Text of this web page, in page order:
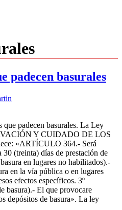
padecen basurales
padecen basurales. La Ley
Y CUIDADO DE LOS
«ARTÍCULO 364.- Será
30 (treinta) días de prestación de
en lugares no habilitados).-
en la vía pública o en lugares
efectos específicos. 3º
basura).- El que provocare
depósitos de basura». La ley